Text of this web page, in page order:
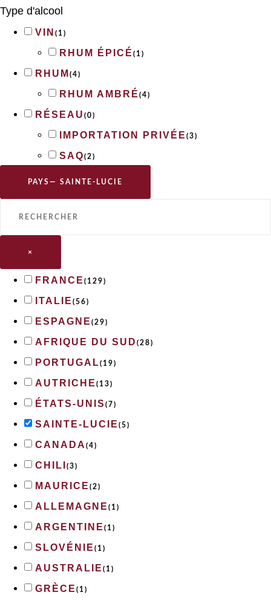
Type d'alcool
VIN ( 1 )
RHUM ÉPICÉ ( 1 )
RHUM (4)
RHUM AMBRÉ (4)
RÉSEAU (0)
IMPORTATION PRIVÉE (3)
SAQ(2)
PAYS — SAINTE-LUCIE
×
FRANCE ( 129)
ITALIE (56)
ESPAGNE (29)
AFRIQUE DU SUD (28)
PORTUGAL( 19)
AUTRICHE ( 13)
ÉTATS-UNIS ( 7)
SAINTE-LUCIE (5)
CANADA (4)
CHILI (3)
MAURICE (2)
ALLEMAGNE ( 1 )
ARGENTINE ( 1 )
SLOVÉNIE ( 1 )
AUSTRALIE ( 1 )
GRÈCE ( 1 )